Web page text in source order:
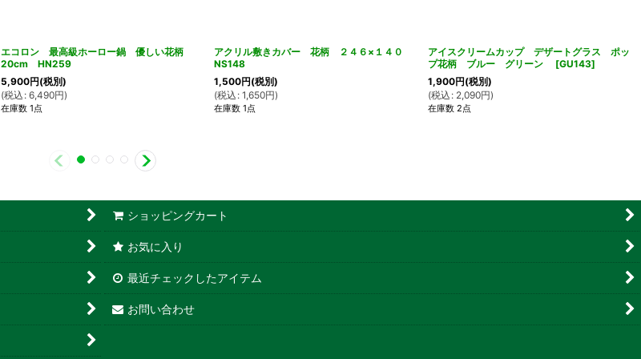
エコロン 最高級ホーロー鍋 優しい花柄
20cm HN259
5,900円(税別)
(税込 : 6,490円)
在庫数 1点
アクリル敷きカバー 花柄 ２４６×１４０
NS148
1,500円(税別)
(税込 : 1,650円)
在庫数 1点
アイスクリームカップ デザートグラス ポッ
プ花柄 ブルー グリーン
[GU143]
1,900円(税別)
(税込 : 2,090円)
在庫数 2点
ショッピングカート
お気に入り
最近チェックしたアイテム
お問い合わせ